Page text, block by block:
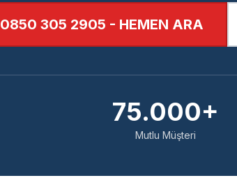
0850 305 2905 - HEMEN ARA
75.000+
Mutlu Müşteri